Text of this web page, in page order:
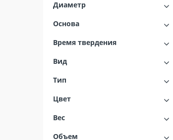
Диаметр
Основа
Время твердения
Вид
Тип
Цвет
Вес
Объем